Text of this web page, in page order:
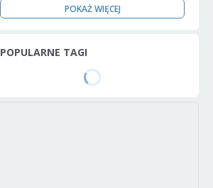
POKAŻ WIĘCEJ
POPULARNE TAGI